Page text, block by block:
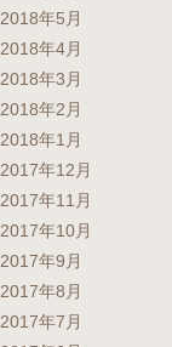
2018年5月
2018年4月
2018年3月
2018年2月
2018年1月
2017年12月
2017年11月
2017年10月
2017年9月
2017年8月
2017年7月